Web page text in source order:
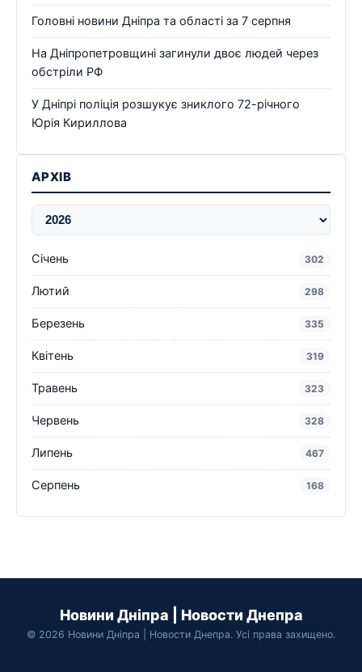
Головні новини Дніпра та області за 7 серпня
На Дніпропетровщині загинули двоє людей через
обстріли РФ
У Дніпрі поліція розшукує зниклого 72-річного
Юрія Кириллова
АРХІВ
Січень 302
Лютий 298
Березень 335
Квітень 319
Травень 323
Червень 328
Липень 467
Серпень 168
Новини Дніпра | Новости Днепра
© 2026 Новини Дніпра | Новости Днепра. Усі права захищено.